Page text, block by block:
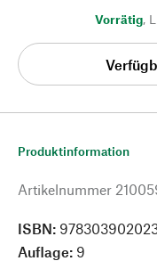
Vorrätig,
Produktinformation
Artikelnummer
ISBN:
Auflage: 9